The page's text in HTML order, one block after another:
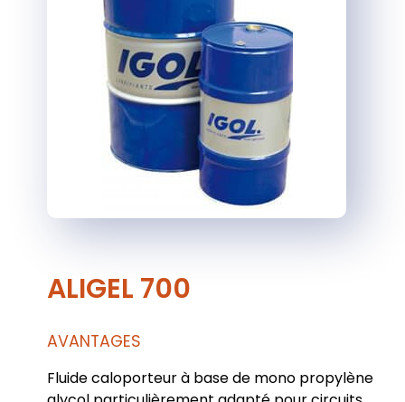
ALIGEL 700
AVANTAGES
Fluide caloporteur à base de mono propylène